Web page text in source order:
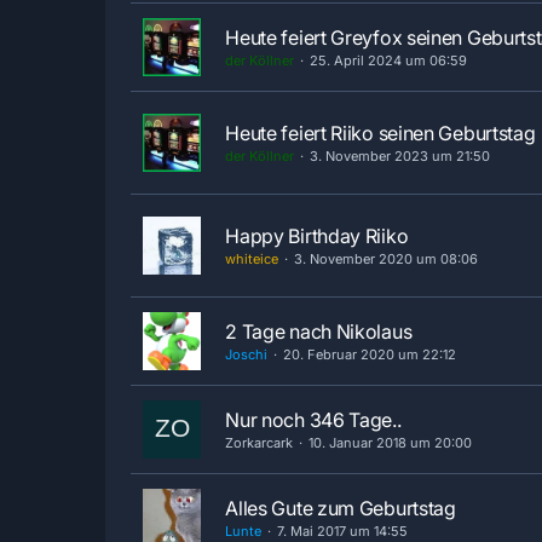
Heute feiert Greyfox seinen
der Köllner 25. April 2024 um 06:59
Heute feiert Riiko seinen Geburtstag
der Köllner 3. November 2023 um 21:50
Happy Birthday Riiko
whiteice 3. November 2020 um 08:06
2 Tage nach Nikolaus
Joschi 20. Februar 2020 um 22:12
Nur noch 346 Tage..
Zorkarcark 10. Januar 2018 um 20:00
Alles Gute zum Geburtstag
Lunte 7. Mai 2017 um 14:55